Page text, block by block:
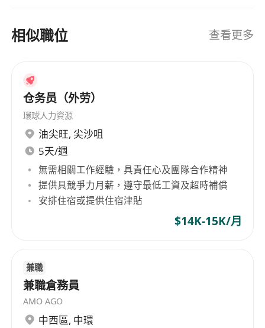
相似職位 查看更多
仓务员（外劳）
環球人力資源
油尖旺, 尖沙咀
5天/週
無需相關工作經驗，具責任心及團隊合作精神
提供具競爭力月薪，遵守最低工資及超時補償
安排住宿或提供住宿津貼
$14K-15K/月
兼職
兼職倉務員
AMO AGO
中西區, 中環